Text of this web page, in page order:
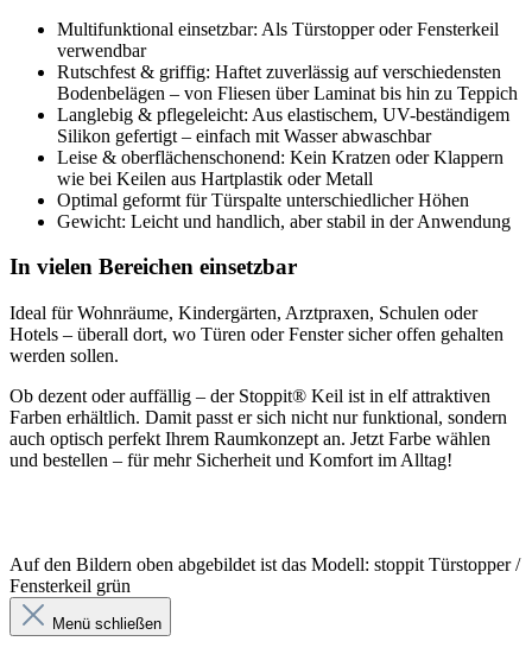
Multifunktional einsetzbar: Als Türstopper oder Fensterkeil
verwendbar
Rutschfest & griffig: Haftet zuverlässig auf verschiedensten
Bodenbelägen – von Fliesen über Laminat bis hin zu Teppich
Langlebig & pflegeleicht: Aus elastischem, UV-beständigem
Silikon gefertigt – einfach mit Wasser abwaschbar
Leise & oberflächenschonend: Kein Kratzen oder Klappern
wie bei Keilen aus Hartplastik oder Metall
Optimal geformt für Türspalte unterschiedlicher Höhen
Gewicht: Leicht und handlich, aber stabil in der Anwendung
In vielen Bereichen einsetzbar
Ideal für Wohnräume, Kindergärten, Arztpraxen, Schulen oder
Hotels – überall dort, wo Türen oder Fenster sicher offen gehalten
werden sollen.
Ob dezent oder auffällig – der Stoppit® Keil ist in elf attraktiven
Farben erhältlich. Damit passt er sich nicht nur funktional, sondern
auch optisch perfekt Ihrem Raumkonzept an. Jetzt Farbe wählen
und bestellen – für mehr Sicherheit und Komfort im Alltag!
Auf den Bildern oben abgebildet ist das Modell: stoppit Türstopper /
Fensterkeil grün
Menü schließen